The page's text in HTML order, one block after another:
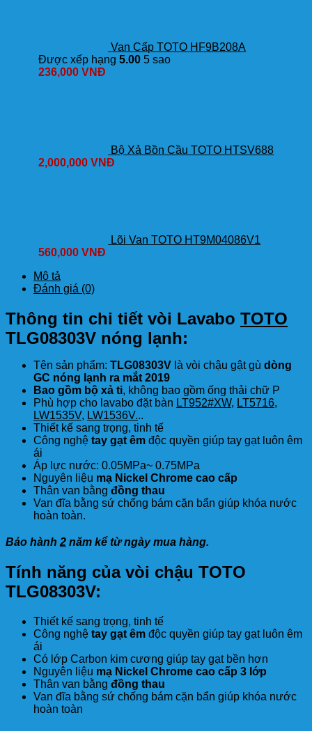
Van Cấp TOTO HF9B208A
Được xếp hạng5.00 5 sao
236,000VNĐ
Bộ Xả Bồn Cầu TOTO HTSV688
2,000,000VNĐ
Lõi Van TOTO HT9M04086V1
560,000VNĐ
Mô tả
Đánh giá (0)
Thông tin chi tiết vòi Lavabo TOTO
TLG08303V nóng lạnh:
Tên sản phẩm: TLG08303V là vòi chậu gật gù dòng
GC nóng lạnh ra mắt 2019
Bao gồm bộ xả ti, không bao gồm ống thải chữ P
Phù hợp cho lavabo đặt bàn LT952#XW, LT5716,
LW1535V, LW1536V...
Thiết kế sang trọng, tinh tế
Công nghệ tay gạt êm độc quyền giúp tay gạt luôn êm
ái
Áp lực nước: 0.05MPa~ 0.75MPa
Nguyên liệu mạ Nickel Chrome cao cấp
Thân van bằng đồng thau
Van đĩa bằng sứ chống bám cặn bẩn giúp khóa nước
hoàn toàn.
Bảo hành 2 năm kể từ ngày mua hàng.
Tính năng của vòi chậu TOTO
TLG08303V:
Thiết kế sang trọng, tinh tế
Công nghệ tay gạt êm độc quyền giúp tay gạt luôn êm
ái
Có lớp Carbon kim cương giúp tay gạt bền hơn
Nguyên liệu mạ Nickel Chrome cao cấp 3 lớp
Thân van bằng đồng thau
Van đĩa bằng sứ chống bám cặn bẩn giúp khóa nước
hoàn toàn